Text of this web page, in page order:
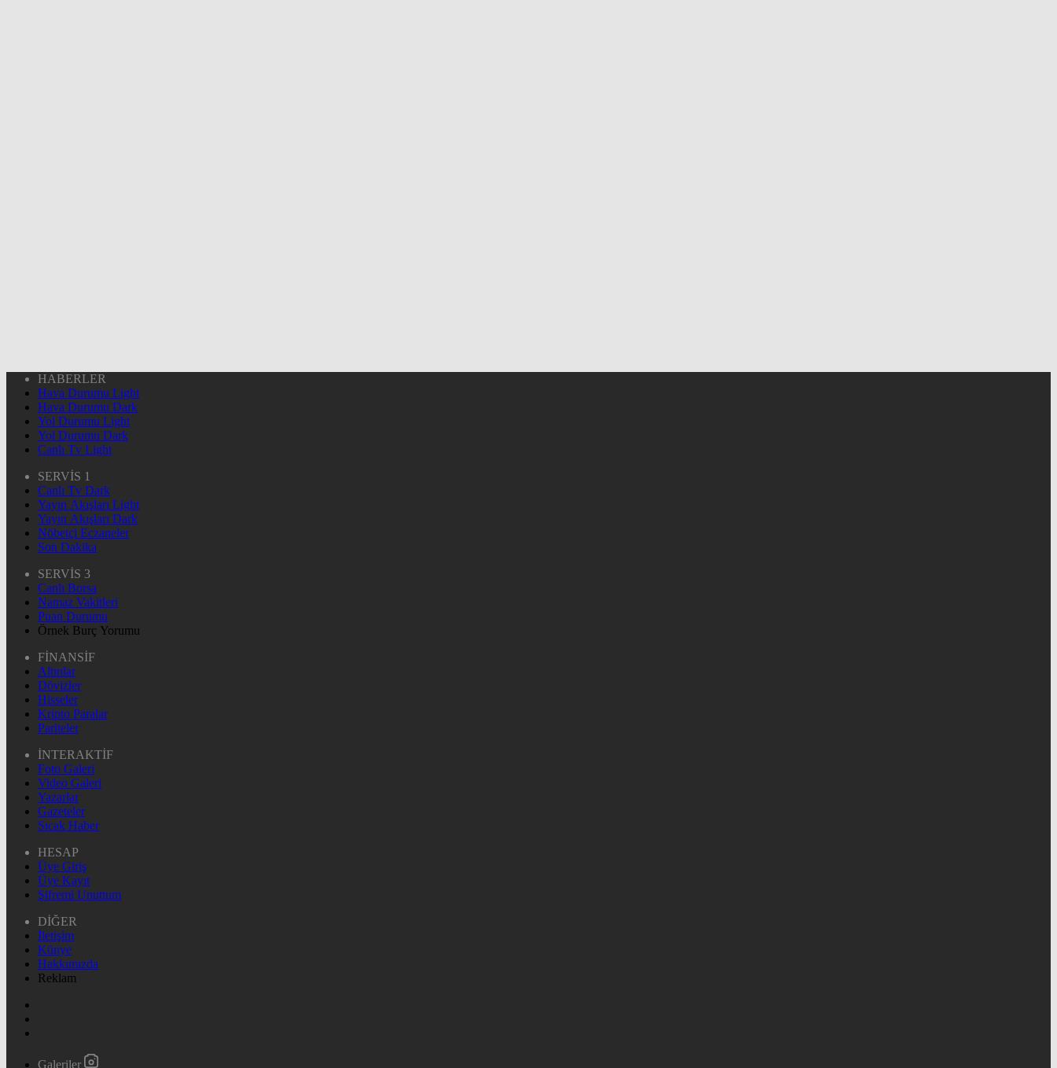
HABERLER
Hava Durumu Light
Hava Durumu Dark
Yol Durumu Light
Yol Durumu Dark
Canlı Tv Light
SERVİS 1
Canlı Tv Dark
Yayın Akışları Light
Yayın Akışları Dark
Nöbetçi Eczaneler
Son Dakika
SERVİS 3
Canlı Borsa
Namaz Vakitleri
Puan Durumu
Örnek Burç Yorumu
FİNANSİF
Altınlar
Dövizler
Hisseler
Kripto Paralar
Pariteler
İNTERAKTİF
Foto Galeri
Video Galeri
Yazarlar
Gazeteler
Sıcak Haber
HESAP
Üye Giriş
Üye Kayıt
Şifremi Unuttum
DİĞER
İletişim
Künye
Hakkımızda
Reklam
Galeriler